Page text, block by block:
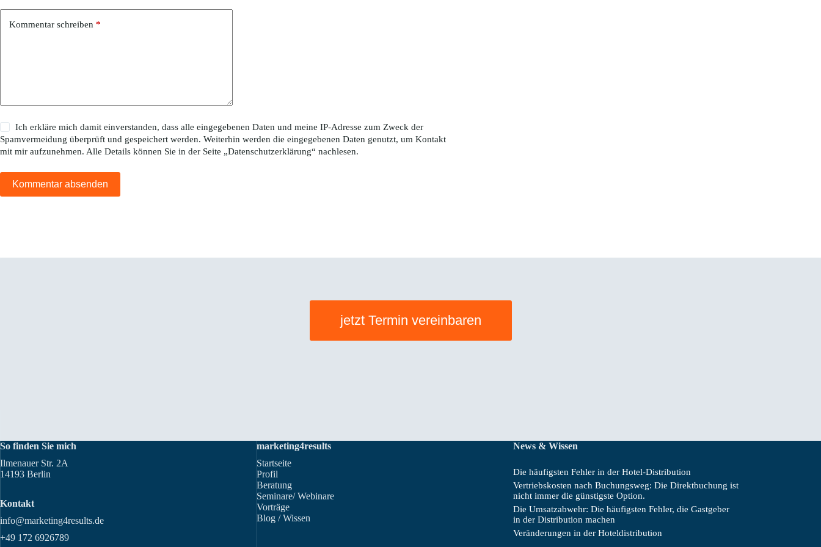
Kommentar schreiben *
Ich erkläre mich damit einverstanden, dass alle eingegebenen Daten und meine IP-Adresse zum Zweck der
Spamvermeidung überprüft und gespeichert werden. Weiterhin werden die eingegebenen Daten genutzt, um Kontakt
mit mir aufzunehmen. Alle Details können Sie in der Seite „Datenschutzerklärung“ nachlesen.
Kommentar absenden
jetzt Termin vereinbaren
So finden Sie mich
Ilmenauer Str. 2A
14193 Berlin
Kontakt
info@marketing4results.de
+49 172 6926789
marketing4results
Startseite
Profil
Beratung
Seminare/ Webinare
Vorträge
Blog / Wissen
News & Wissen
Die häufigsten Fehler in der Hotel-Distribution
Vertriebskosten nach Buchungsweg: Die Direktbuchung ist
nicht immer die günstigste Option.
Die Umsatzabwehr: Die häufigsten Fehler, die Gastgeber
in der Distribution machen
Veränderungen in der Hoteldistribution